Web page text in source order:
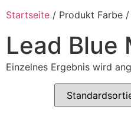
Startseite / Produkt Farbe
Lead Blue
Einzelnes Ergebnis wird